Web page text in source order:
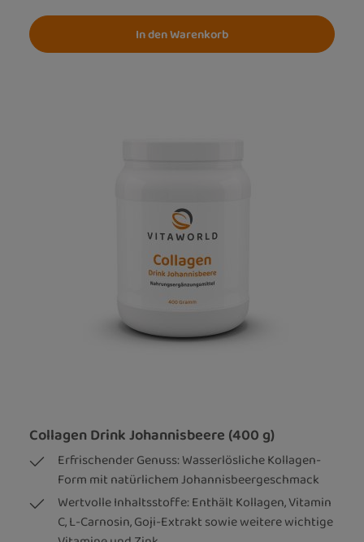
In den Warenkorb
Collagen Drink Johannisbeere (400 g)
Erfrischender Genuss: Wasserlösliche Kollagen-
Form mit natürlichem Johannisbeergeschmack
Wertvolle Inhaltsstoffe: Enthält Kollagen, Vitamin
C, L-Carnosin, Goji-Extrakt sowie weitere wichtige